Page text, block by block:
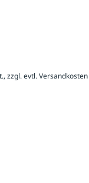
zzgl. evtl. Versandkosten